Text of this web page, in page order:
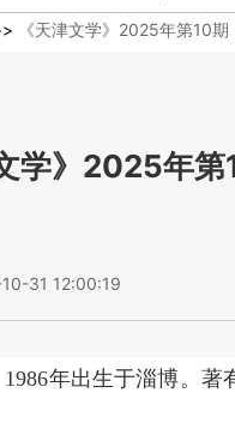
《天津文学》2025年第10
学》2025年
31 12:00:19
年出生于淄博。